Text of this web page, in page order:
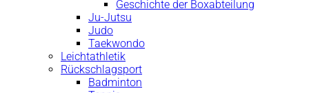
Geschichte der Boxabteilung
Ju-Jutsu
Judo
Taekwondo
Leichtathletik
Rückschlagsport
Badminton